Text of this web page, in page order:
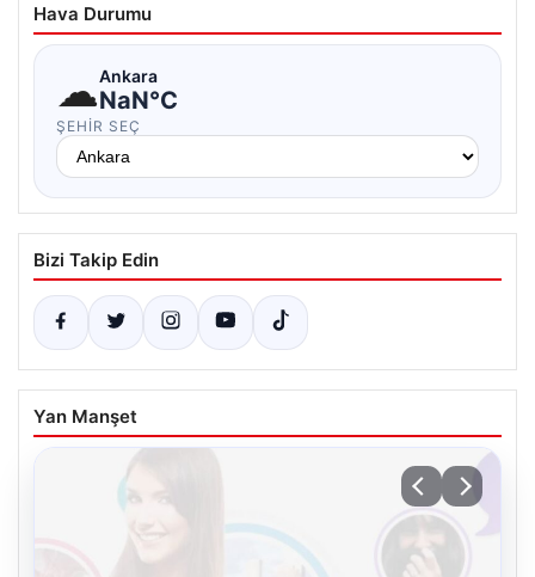
Hava Durumu
☁Ankara
NaN°C
ŞEHIR SEÇ
Bizi Takip Edin
Yan Manşet